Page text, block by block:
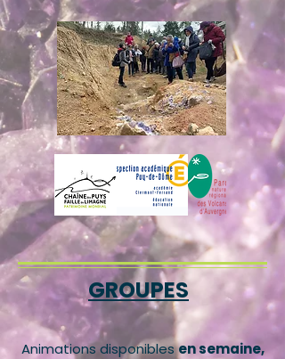
GROUPES
Animations disponiblesen semaine,